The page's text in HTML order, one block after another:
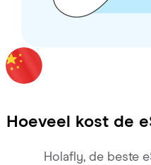
Hoeveel kost de
Holafly, de beste